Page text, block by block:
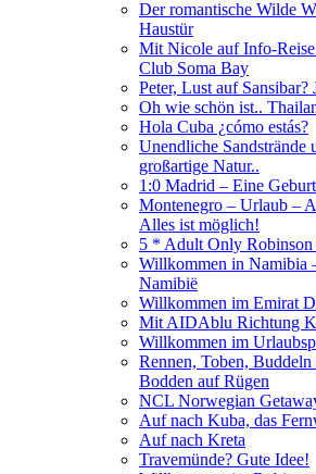
Der romantische Wilde
Haustür
Mit Nicole auf Info-
Club Soma Bay
Peter, Lust auf Sansibar?
Oh wie schön ist..
Hola Cuba ¿cómo estás?
Unendliche Sandstrände
großartige Natur..
1:0 Madrid – Eine
Montenegro – Urlaub –
Alles ist möglich!
5 * Adult Only
Willkommen in Namibia
Namibië
Willkommen im Emirat
Mit AIDAblu Richtung
Willkommen im
Rennen, Toben,
Bodden auf Rügen
NCL Norwegian
Auf nach Kuba, das
Auf nach Kreta
Travemünde? Gute Idee!